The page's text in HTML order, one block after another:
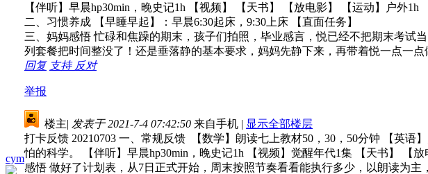
【伴听】早晨hp30min，晚史记1h 【视频】 【天书】 【放电影】 【运动】户外1h
二、习惯养成 【早睡早起】：早晨6:30起床，9:30上床 【直面任务】
三、妈妈感悟 忙碌和焦躁的期末，孩子们拍照，毕业感言，悦已经不把期末考试
列套餐把时间整没了！还是垂落静的基本要求，妈妈先静下来，再带着悦一点一点
回复 支持 反对
举报
cym
楼主| 发表于 2021-7-4 07:42:50 来自手机 | 显示全部楼层
打卡反馈 20210703 一、常规反馈 【数学】朗读七上教材50，30，50分钟 【英
怕的科学。 【伴听】早晨hp30min，晚史记1h 【视频】觉醒年代1集 【天书】 【
感悟 做好了计划表，从7日正式开始，周末按照节奏看看能执行多少，以朗读为